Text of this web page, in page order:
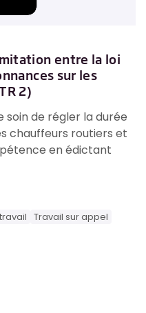
entre la loi
sur les
2)
soin de régler la durée
chauffeurs routiers et
en édictant
Travail sur appel